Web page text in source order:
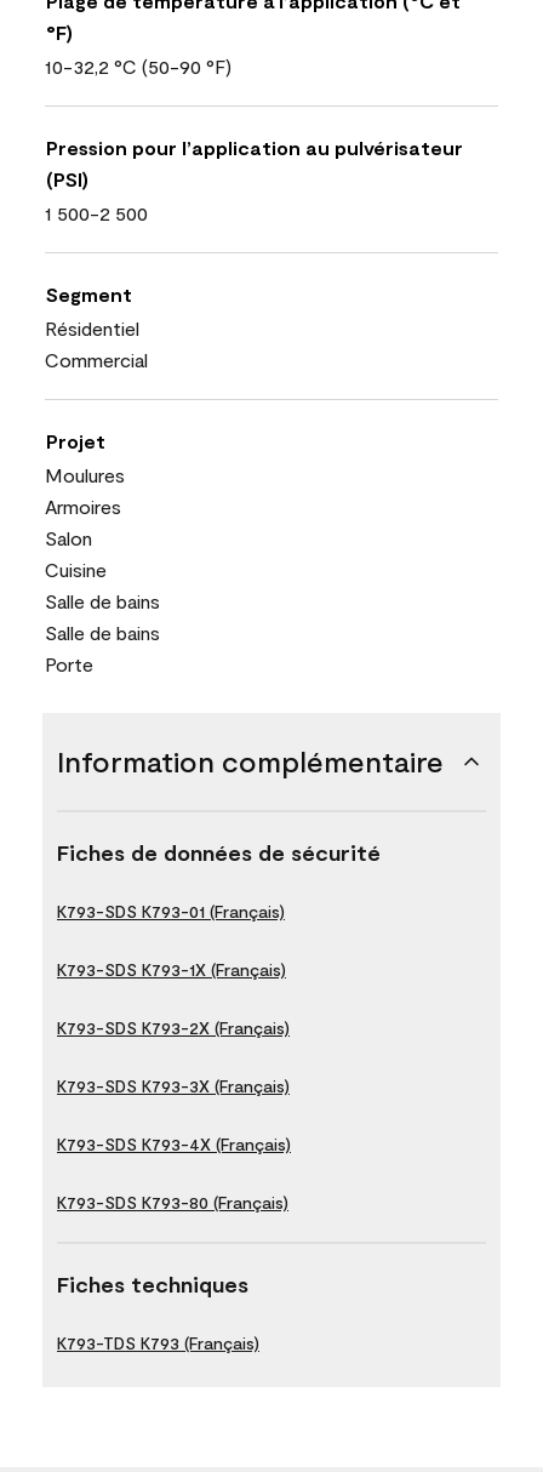
°F)
10-32,2 °C (50-90 °F)
Pression pour l’application au pulvérisateur
(PSI)
1 500-2 500
Segment
Résidentiel
Commercial
Projet
Moulures
Armoires
Salon
Cuisine
Salle de bains
Salle de bains
Porte
Information complémentaire
Fiches de données de sécurité
K793-SDS K793-01 (Français)
K793-SDS K793-1X (Français)
K793-SDS K793-2X (Français)
K793-SDS K793-3X (Français)
K793-SDS K793-4X (Français)
K793-SDS K793-80 (Français)
Fiches techniques
K793-TDS K793 (Français)